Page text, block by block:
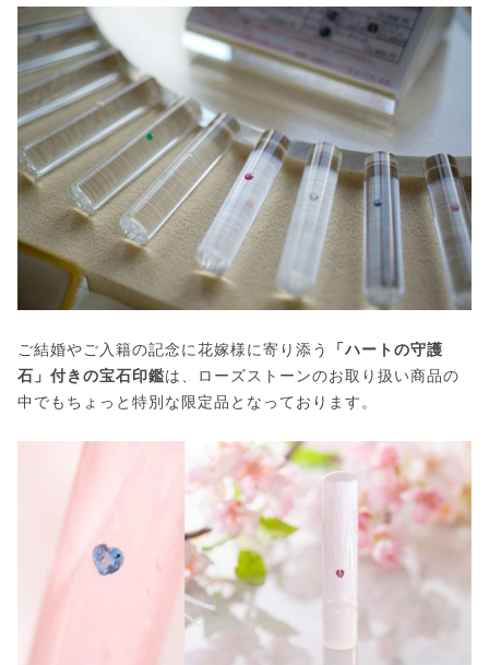
ご結婚やご入籍の記念に花嫁様に寄り添う
「ハートの守護
石」付きの宝石印鑑は、ローズストーンのお取り扱い商品の
中でもちょっと特別な限定品となっております。